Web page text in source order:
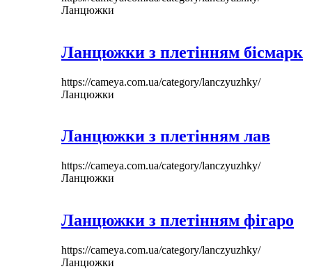
Ланцюжки
Ланцюжки з плетінням бісмарк
https://cameya.com.ua/category/lanczyuzhky/
Ланцюжки
Ланцюжки з плетінням лав
https://cameya.com.ua/category/lanczyuzhky/
Ланцюжки
Ланцюжки з плетінням фігаро
https://cameya.com.ua/category/lanczyuzhky/
Ланцюжки